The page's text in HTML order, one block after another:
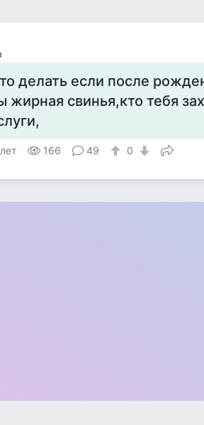
делать если после
жирная свинья,кто тебя
166 49 0